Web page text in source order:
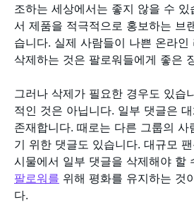
조하는 세상에서는 좋지 않을 수
서 제품을 적극적으로 홍보하는 브
습니다. 실제 사람들이 나쁜 온라인
삭제하는 것은 팔로워들에게 좋은
그러나 삭제가 필요한 경우도 있습
적인 것은 아닙니다. 일부 댓글은
존재합니다. 때로는 다른 그룹의 사
기 위한 댓글도 있습니다. 대규모
시물에서 일부 댓글을 삭제해야 할
팔로워를 위해 평화를 유지하는 것
다.